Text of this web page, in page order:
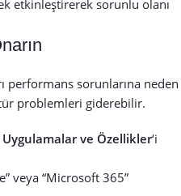
etkinleştirerek sorunlu olanı
performans sorunlarına neden
problemleri giderebilir.
Uygulamalar ve Özellikler‘i
veya “Microsoft 365”